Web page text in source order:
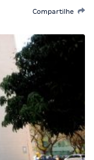
Compartilhe